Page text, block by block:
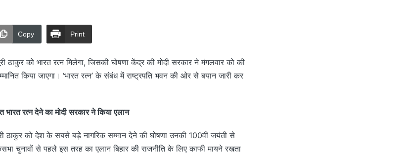
Copy Print
ठाकुर को भारत रत्न मिलेगा, जिसकी घोषणा केंद्र की मोदी सरकार ने मंगलवार को की
किया जाएगा। ‘भारत रत्न’ के संबंध में राष्ट्रपति भवन की ओर से बयान जारी कर
भारत रत्न देने का मोदी सरकार ने किया एलान
ठाकुर को देश के सबसे बड़े नागरिक सम्मान देने की घोषणा उनकी 100वीं जयंती से
चुनावों से पहले इस तरह का एलान बिहार की राजनीति के लिए काफी मायने रखता